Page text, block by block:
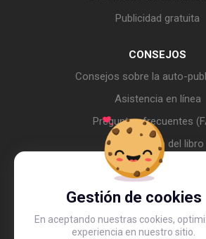
Gestión de cookies
En aceptando nuestras cookies,
experiencia en nuestro sitio.
Publicidad gratuita
CONSEJOS
Consejos sobre la auto-
Asistencia en línea
Preguntas frecuentes
La creación del libro
La fabricación del libro
Difusión